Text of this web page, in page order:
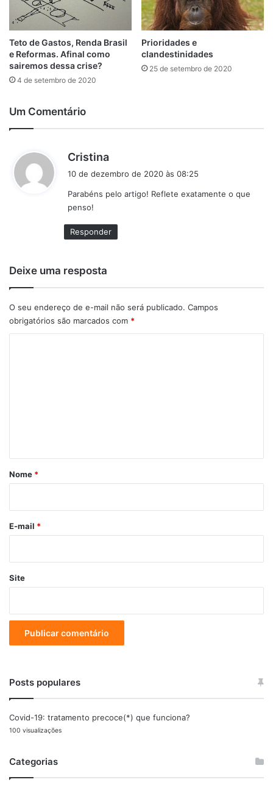
Teto de Gastos, Renda Brasil
e Reformas. Afinal como
sairemos dessa crise?
4 de setembro de 2020
Prioridades e
clandestinidades
25 de setembro de 2020
Um Comentário
Cristina
s
:
10 de dezembro de 2020 às 08:25
Parabéns pelo artigo! Reflete exatamente o que
penso!
Responder
Deixe uma resposta
O seu endereço de e-mail não será publicado. Campos
obrigatórios são marcados com *
rNome *
E-mail *
Site
Posts populares
Covid-19: tratamento precoce(*) que funciona?
100 visualizações
Categorias